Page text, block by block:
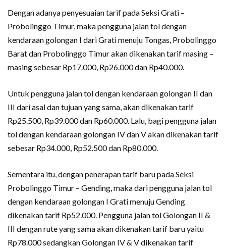
Dengan adanya penyesuaian tarif pada Seksi Grati –
Probolinggo Timur, maka pengguna jalan tol dengan
kendaraan golongan I dari Grati menuju Tongas, Probolinggo
Barat dan Probolinggo Timur akan dikenakan tarif masing –
masing sebesar Rp17.000, Rp26.000 dan Rp40.000.
Untuk pengguna jalan tol dengan kendaraan golongan II dan
III dari asal dan tujuan yang sama, akan dikenakan tarif
Rp25.500, Rp39.000 dan Rp60.000. Lalu, bagi pengguna jalan
tol dengan kendaraan golongan IV dan V akan dikenakan tarif
sebesar Rp34.000, Rp52.500 dan Rp80.000.
Sementara itu, dengan penerapan tarif baru pada Seksi
Probolinggo Timur – Gending, maka dari pengguna jalan tol
dengan kendaraan golongan I Grati menuju Gending
dikenakan tarif Rp52.000. Pengguna jalan tol Golongan II &
III dengan rute yang sama akan dikenakan tarif baru yaitu
Rp78.000 sedangkan Golongan IV & V dikenakan tarif